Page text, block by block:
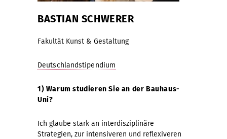
BASTIAN SCHWERER
Fakultät Kunst & Gestaltung
Deutschlandstipendium
1) Warum studieren Sie an der Bauhaus-
Uni?
Ich glaube stark an interdisziplinäre
Strategien, zur intensiveren und reflexiveren